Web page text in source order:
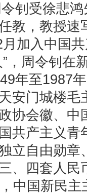
钊受徐悲
教，教授速
月加入中
，周令钊在
年至1987
安门城楼毛
协会徽、中
共产主义青
立自由勋章
、四套人民
国新民主